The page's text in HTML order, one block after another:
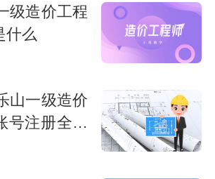
级造价工程
什么
山一级造价
号注册全流